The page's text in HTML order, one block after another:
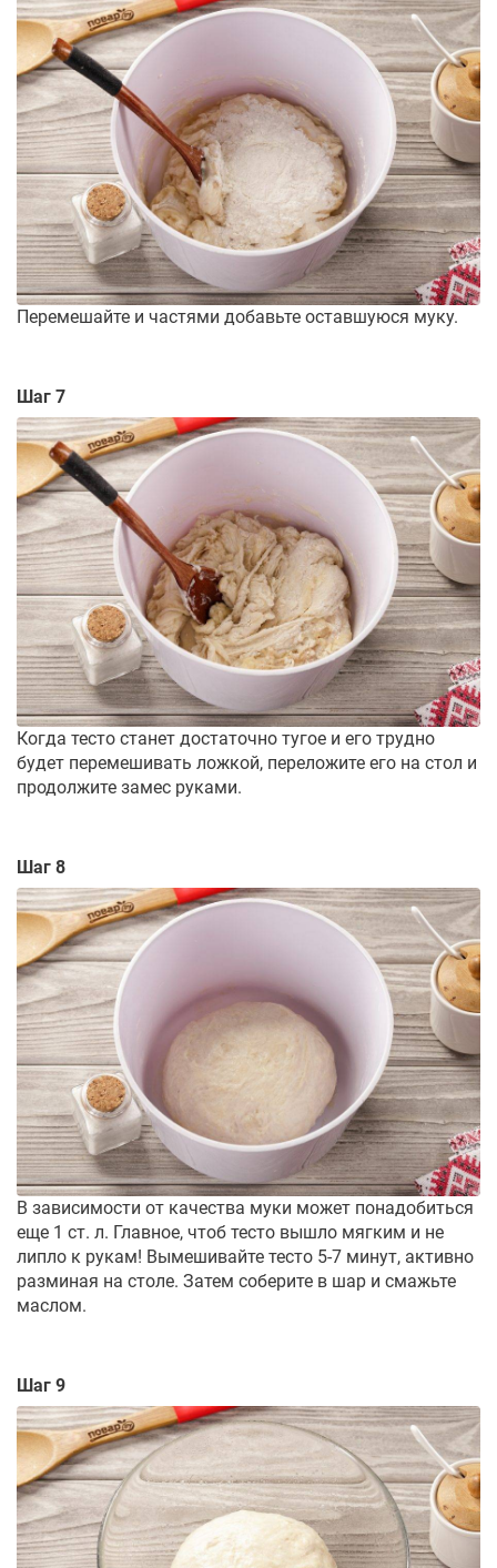
Перемешайте и частями добавьте оставшуюся муку.
Шаг 7
Когда тесто станет достаточно тугое и его трудно
будет перемешивать ложкой, переложите его на стол и
продолжите замес руками.
Шаг 8
В зависимости от качества муки может понадобиться
еще 1 ст. л. Главное, чтоб тесто вышло мягким и не
липло к рукам! Вымешивайте тесто 5-7 минут, активно
разминая на столе. Затем соберите в шар и смажьте
маслом.
Шаг 9